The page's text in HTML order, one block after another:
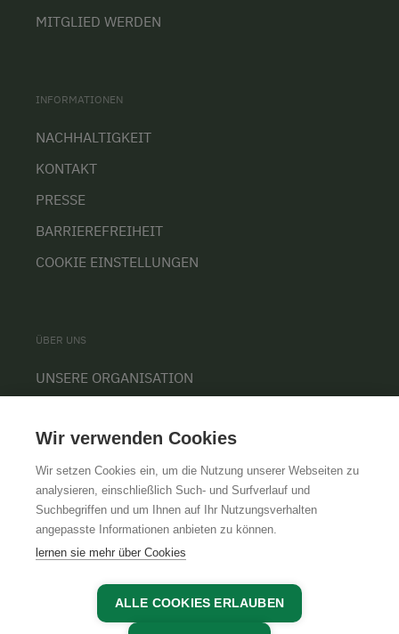
MITGLIED WERDEN
INFORMATIONEN
NACHHALTIGKEIT
KONTAKT
PRESSE
BARRIEREFREIHEIT
COOKIE EINSTELLUNGEN
ÜBER UNS
UNSERE ORGANISATION
KARRIERE
Wir verwenden Cookies
Wir setzen Cookies ein, um die Nutzung unserer Webseiten zu
analysieren, einschließlich Such- und Surfverlauf und
Suchbegriffen und um Ihnen auf Ihr Nutzungsverhalten
angepasste Informationen anbieten zu können.
lernen sie mehr über Cookies
ALLE COOKIES ERLAUBEN